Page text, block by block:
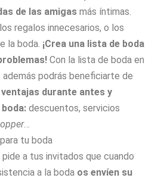
de las amigas más íntimas.
regalos innecesarios, o los
la boda. ¡Crea una lista de boda
Con la lista de boda en
además podrás beneficiarte de
durante antes y
descuentos, servicios
…
pide a tus invitados que cuando
a la boda os envíen su